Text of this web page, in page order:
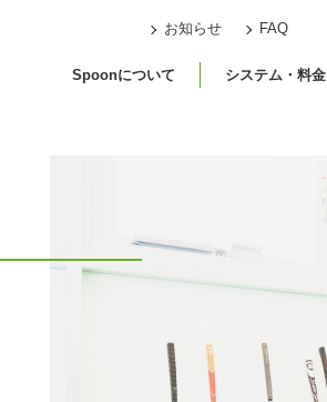
Spoonについて システム・料金
お知らせ FAQ